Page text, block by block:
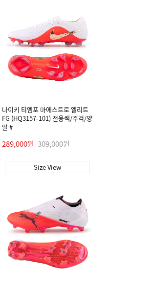
나이키 티엠포 마에스트로 엘리트
FG (HQ3157-101) 전용쌕/주걱/양
말 #
289,000원 309,000원
Size View